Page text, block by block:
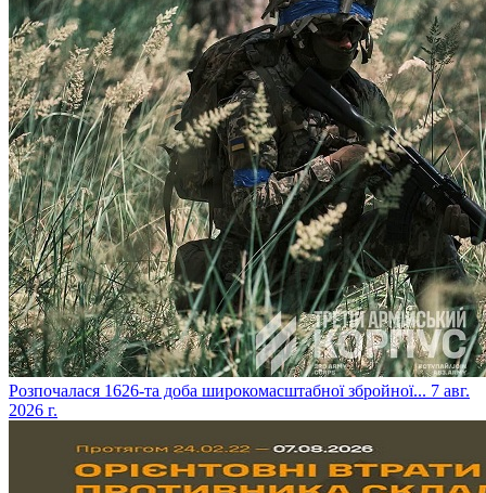
​Розпочалася 1626-та доба широкомасштабної збройної... 7 авг.
2026 г.